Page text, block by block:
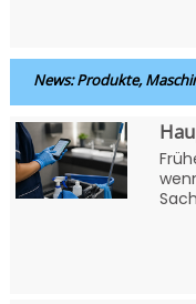
News: Produkte,